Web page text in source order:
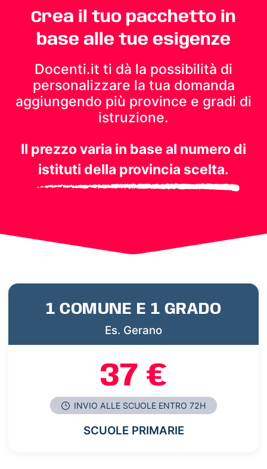
Crea il tuo pacchetto in
base alle tue esigenze
Docenti.it ti dà la possibilità di
personalizzare la tua domanda
aggiungendo più province e gradi di
istruzione.
Il prezzo varia in base al numero di
istituti della provincia scelta.
1 COMUNE E 1 GRADO
Es. Gerano
37 €
INVIO ALLE SCUOLE ENTRO 72H
SCUOLE PRIMARIE